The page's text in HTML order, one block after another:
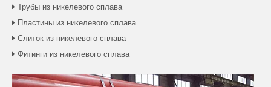
 Трубы из никелевого сплава
 Пластины из никелевого сплава
 Слиток из никелевого сплава
 Фитинги из никелевого сплава